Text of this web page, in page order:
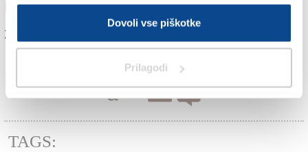
Dovoli vse piškotke
Prilagodi
pristanišča.
Za branje in pisanje komentarjev
TAGS: